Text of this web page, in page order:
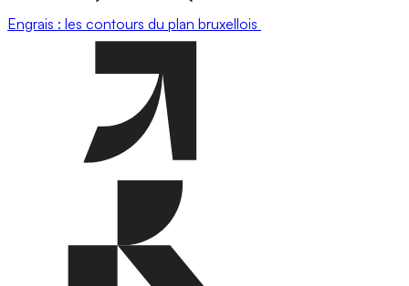
Engrais : les contours du plan bruxellois